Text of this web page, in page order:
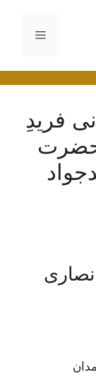
فهرست
فریدِ
حضرت